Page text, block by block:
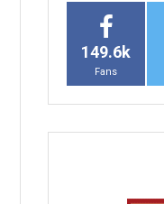
149.6k
Fans